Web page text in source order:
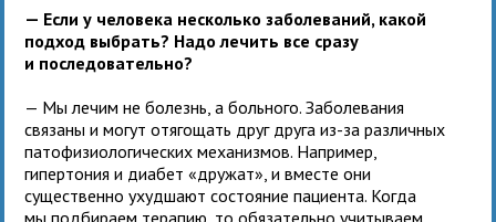
— Если у человека несколько заболеваний, какой
подход выбрать? Надо лечить все сразу
и последовательно?
— Мы лечим не болезнь, а больного. Заболевания
связаны и могут отягощать друг друга из-за различных
патофизиологических механизмов. Например,
гипертония и диабет «дружат», и вместе они
существенно ухудшают состояние пациента. Когда
мы подбираем терапию, то обязательно учитываем